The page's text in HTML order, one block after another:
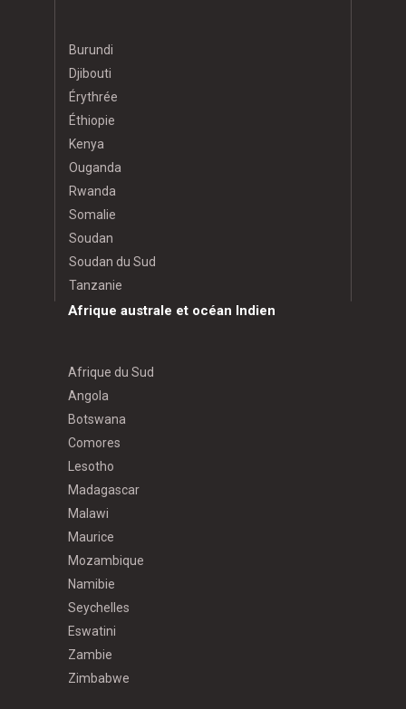
Burundi
Djibouti
Érythrée
Éthiopie
Kenya
Ouganda
Rwanda
Somalie
Soudan
Soudan du Sud
Tanzanie
Afrique australe et océan Indien
Afrique du Sud
Angola
Botswana
Comores
Lesotho
Madagascar
Malawi
Maurice
Mozambique
Namibie
Seychelles
Eswatini
Zambie
Zimbabwe